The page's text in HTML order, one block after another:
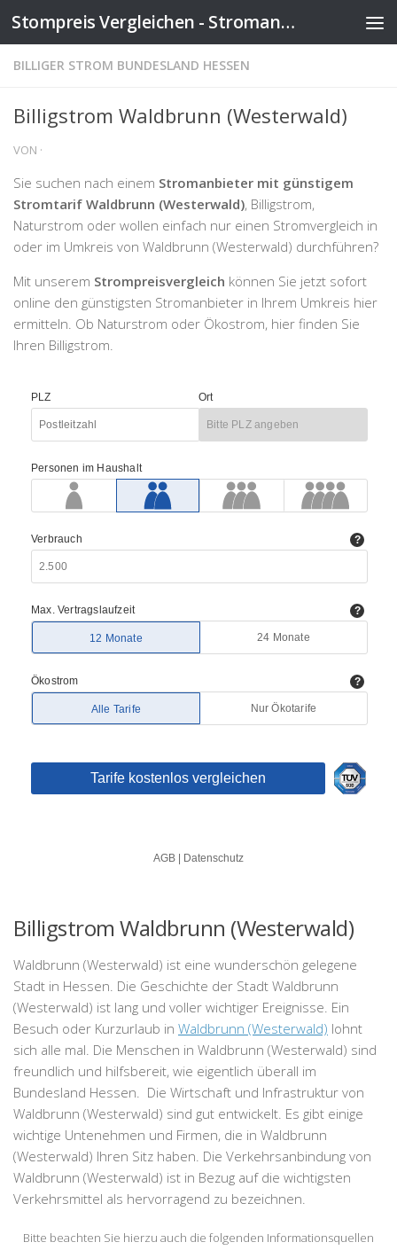
Zum Inhalt springen Stompreis Vergleichen - Stromanbieter wechseln
BILLIGER STROM BUNDESLAND HESSEN
Billigstrom Waldbrunn (Westerwald)
VON ·
Sie suchen nach einem Stromanbieter mit günstigem
Stromtarif Waldbrunn (Westerwald), Billigstrom,
Naturstrom oder wollen einfach nur einen Stromvergleich in
oder im Umkreis von Waldbrunn (Westerwald) durchführen?
Mit unserem Strompreisvergleich können Sie jetzt sofort
online den günstigsten Stromanbieter in Ihrem Umkreis hier
ermitteln. Ob Naturstrom oder Ökostrom, hier finden Sie
Ihren Billigstrom.
Billigstrom Waldbrunn (Westerwald)
Waldbrunn (Westerwald) ist eine wunderschön gelegene
Stadt in Hessen. Die Geschichte der Stadt Waldbrunn
(Westerwald) ist lang und voller wichtiger Ereignisse. Ein
Besuch oder Kurzurlaub in Waldbrunn (Westerwald) lohnt
sich alle mal. Die Menschen in Waldbrunn (Westerwald) sind
freundlich und hilfsbereit, wie eigentlich überall im
Bundesland Hessen. Die Wirtschaft und Infrastruktur von
Waldbrunn (Westerwald) sind gut entwickelt. Es gibt einige
wichtige Untenehmen und Firmen, die in Waldbrunn
(Westerwald) Ihren Sitz haben. Die Verkehrsanbindung von
Waldbrunn (Westerwald) ist in Bezug auf die wichtigsten
Verkehrsmittel als hervorragend zu bezeichnen.
Bitte beachten Sie hierzu auch die folgenden Informationsquellen